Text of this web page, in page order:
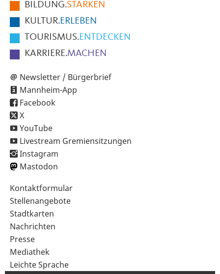
SeiteBILDUNG.STÄRKEN
KULTUR.ERLEBEN
TOURISMUS.ENTDECKEN
KARRIERE.MACHEN
Newsletter / Bürgerbrief
Mannheim-App
Facebook
X
YouTube
Livestream Gremiensitzungen
Instagram
Mastodon
Sekundärnavigation
im
Fußbereich
Kontaktformular
Stellenangebote
Stadtkarten
Nachrichten
Presse
Mediathek
Leichte Sprache